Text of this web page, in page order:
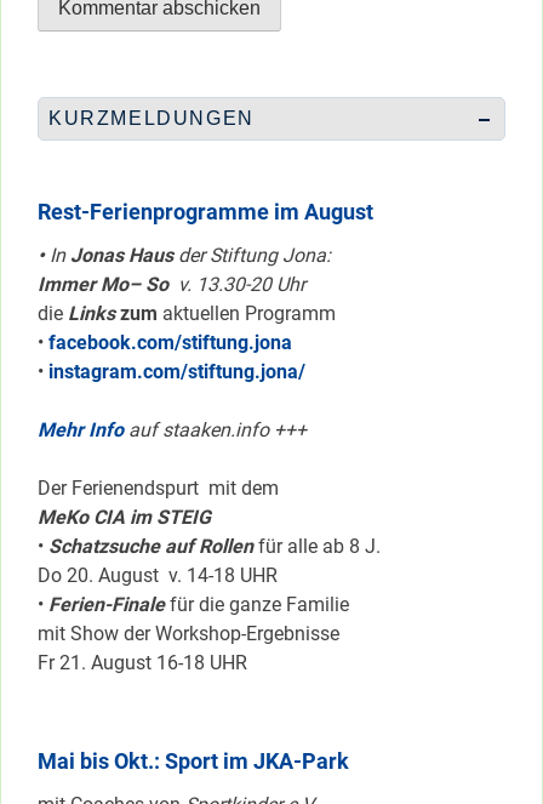
KURZMELDUNGEN
Rest-Ferienprogramme im August
•InJonas Hausder Stiftung Jona:
Immer Mo– So v. 13.30-20 Uhr
die Linkszum aktuellen Programm
• facebook.com/stiftung.jona
• instagram.com/stiftung.jona/
Mehr Infoauf staaken.info +++
Der Ferienendspurt mit dem
MeKo CIA im STEIG
• Schatzsuche auf Rollenfür alle ab 8 J.
Do 20. August v. 14-18 UHR
• Ferien-Finalefür die ganze Familie
mit Show der Workshop-Ergebnisse
Fr 21. August 16-18 UHR
Mai bis Okt.: Sport im JKA-Park